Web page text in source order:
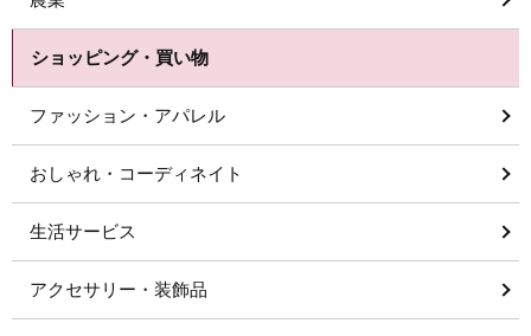
ショッピング・買い物
ファッション・アパレル
おしゃれ・コーディネイト
生活サービス
アクセサリー・装飾品